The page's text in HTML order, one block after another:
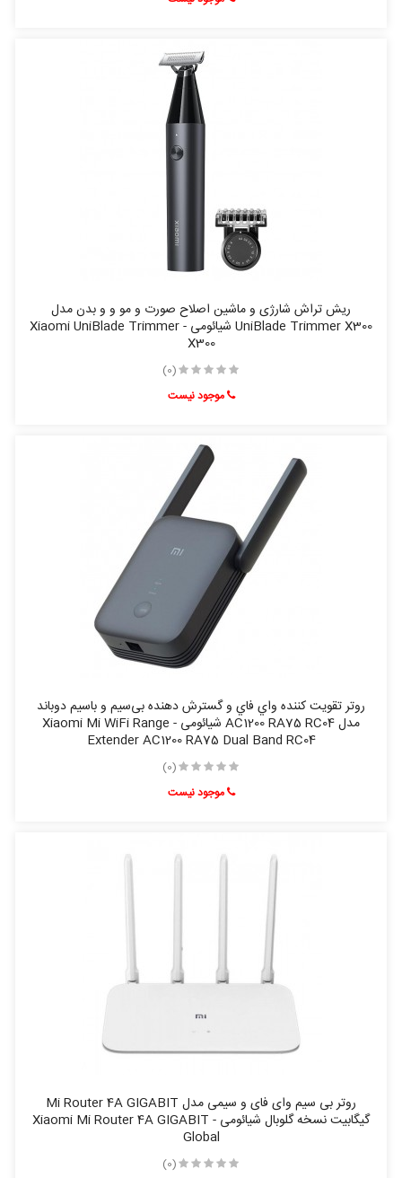
ریش تراش شارژی و ماشین اصلاح صورت و مو و و بدن مدل
UniBlade Trimmer X300 شیائومی - Xiaomi UniBlade Trimmer
X300
(0)
موجود نیست
روتر تقويت کننده واي فاي و گسترش دهنده بی‌‌‌سیم و باسیم دوباند
مدل AC1200 RA75 RC04 شیائومی - Xiaomi Mi WiFi Range
Extender AC1200 RA75 Dual Band RC04
(0)
موجود نیست
روتر بی‌ سیم وای فای و سیمی مدل Mi Router 4A GIGABIT
گیگابیت نسخه گلوبال شیائومی - Xiaomi Mi Router 4A GIGABIT
Global
(0)